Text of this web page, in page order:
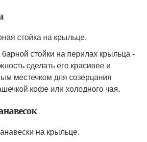
стойка на крыльце.
стойки на перилах крыльца -
сделать его красивее и
местечком для созерцания
кофе или холодного чая.
на крыльце.